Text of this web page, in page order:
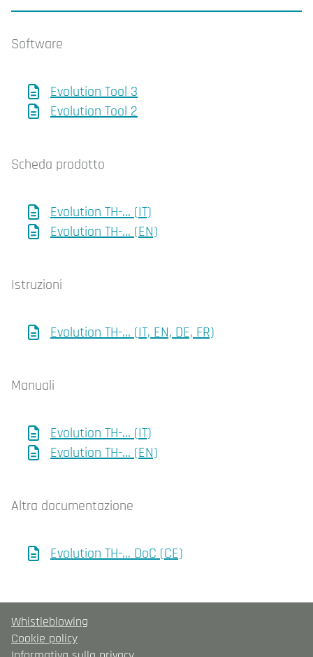
Software
Evolution Tool 3
Evolution Tool 2
Scheda prodotto
Evolution TH-... (IT)
Evolution TH-... (EN)
Istruzioni
Evolution TH-... (IT, EN, DE, FR)
Manuali
Evolution TH-... (IT)
Evolution TH-... (EN)
Altra documentazione
Evolution TH-... DoC (CE)
Whistleblowing
Cookie policy